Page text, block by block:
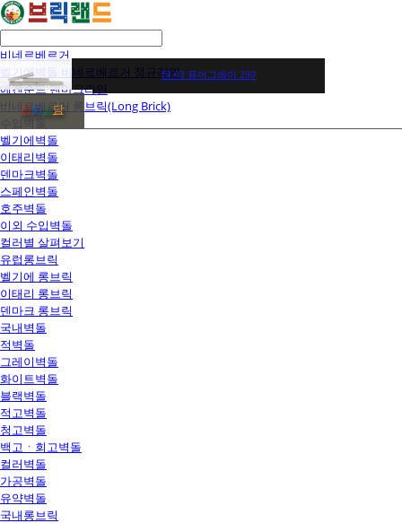
비네르베르거
벨기에벽돌 비네르베르거 정규라인
에겐순드 덴마크라인
비네르베르거 롱브릭(Long Brick)
수입벽돌
벨기에벽돌
이태리벽돌
덴마크벽돌
스페인벽돌
호주벽돌
이외 수입벽돌
컬러별 살펴보기
유럽롱브릭
벨기에 롱브릭
이태리 롱브릭
덴마크 롱브릭
국내벽돌
적벽돌
그레이벽돌
화이트벽돌
블랙벽돌
적고벽돌
청고벽돌
백고ㆍ회고벽돌
컬러벽돌
가공벽돌
유약벽돌
국내롱브릭
BL03 퓨어그레이 290
전화상담